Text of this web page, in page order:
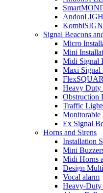
Signal Beacons
Micro
Mini
Midi Signal
Maxi Signal
Heavy Duty
Obstruction
Traffic
Monitorable
Ex Signal
Horns and Sirens
Installation
Mini
Midi Horns
Design
Vocal alarm
Heavy-Duty